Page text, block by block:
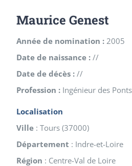
Maurice Genest
Année de nomination : 2005
Date de naissance : //
Date de décès : //
Profession : Ingénieur des
Localisation
Ville : Tours (37000)
Département : Indre-et-Loire
Région : Centre-Val de Loire